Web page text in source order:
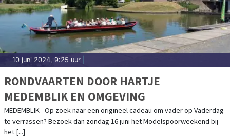
10 juni 2024, 9:25 uur
RONDVAARTEN DOOR HARTJE
MEDEMBLIK EN OMGEVING
MEDEMBLIK - Op zoek naar een origineel cadeau om vader op Vaderdag
te verrassen? Bezoek dan zondag 16 juni het Modelspoorweekend bij
het [...]